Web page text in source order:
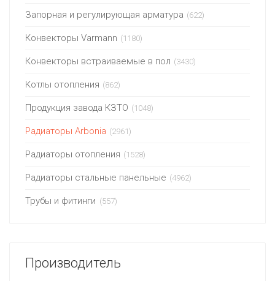
Запорная и регулирующая арматура (622)
Конвекторы Varmann (1180)
Конвекторы встраиваемые в пол (3430)
Котлы отопления (862)
Продукция завода КЗТО (1048)
Радиаторы Arbonia (2961)
Радиаторы отопления (1528)
Радиаторы стальные панельные (4962)
Трубы и фитинги (557)
Производитель